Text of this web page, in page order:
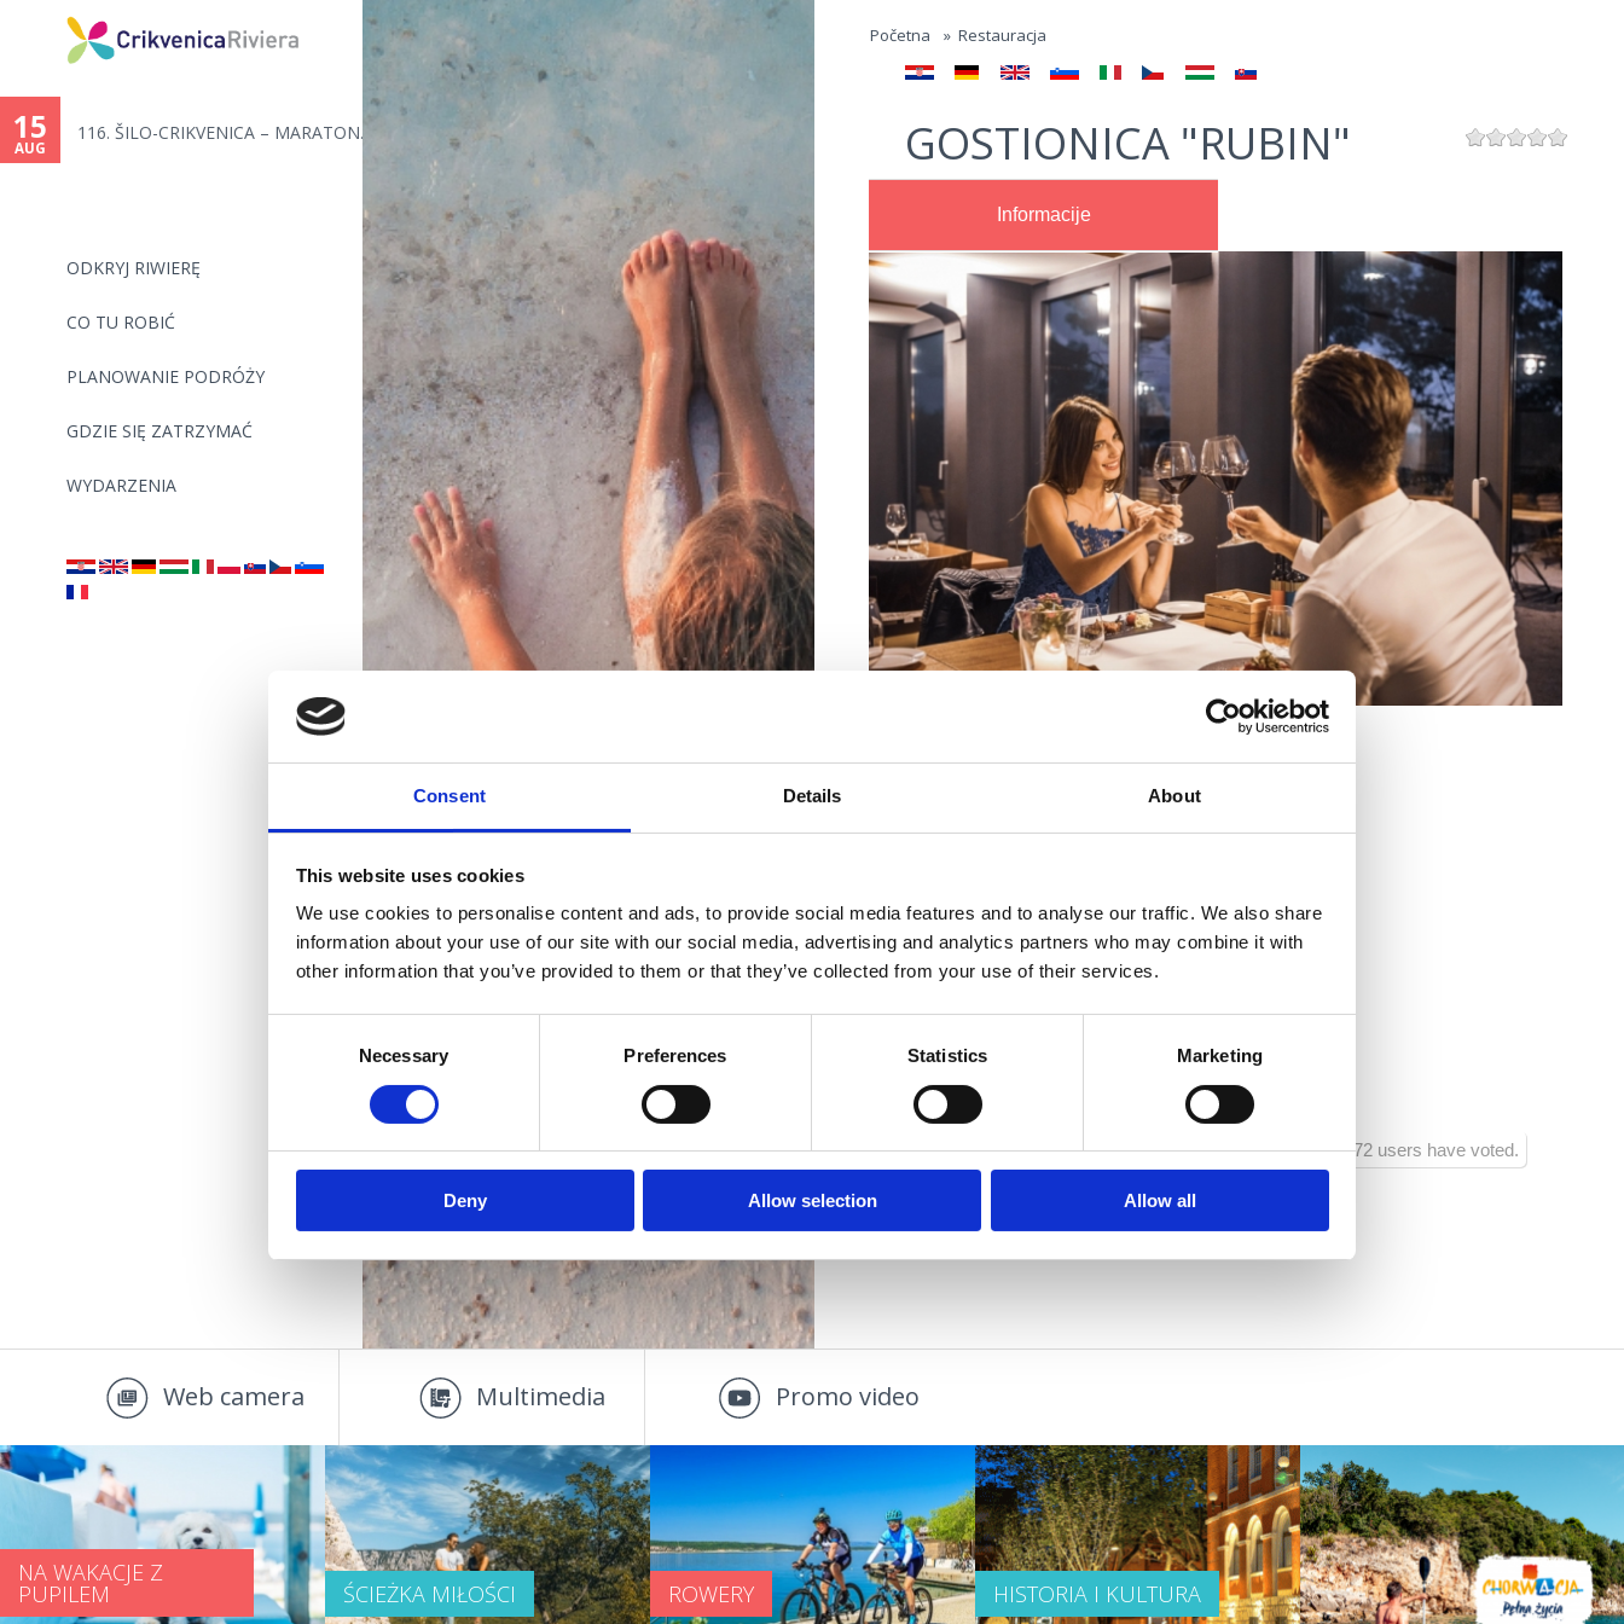
Consent Details About
This website uses cookies
We use cookies to personalise content and ads, to provide social media features and to analyse our traffic. We also share
information about your use of our site with our social media, advertising and analytics partners who may combine it with
other information that you’ve provided to them or that they’ve collected from your use of their services.
Necessary Preferences Statistics Marketing
Deny Allow selection Allow all
Jump to navigation
ODKRYJ RIWIERĘ
CO TU ROBIĆ
PLANOWANIE PODRÓŻY
GDZIE SIĘ ZATRZYMAĆ
WYDARZENIA
15
AUG
116. ŠILO-CRIKVENICA – MARATON...
are
here
Početna » Restauracja
GOSTIONICA "RUBIN"
Informacije
Liczba miejsc siedzących na zewnątrz :60
Numery kontaktowe:+385 51 241 580
Czynne : Sezonsko
72 users have voted.
Riwiera z
najpiękniejszy
mi plażami
BEACHES
WYDARZENIA
OUTDOOR
Web camera Multimedia Promo video
NA WAKACJE Z
PUPILEM ŚCIEŻKA MIŁOŚCI ROWERY HISTORIA I KULTURA